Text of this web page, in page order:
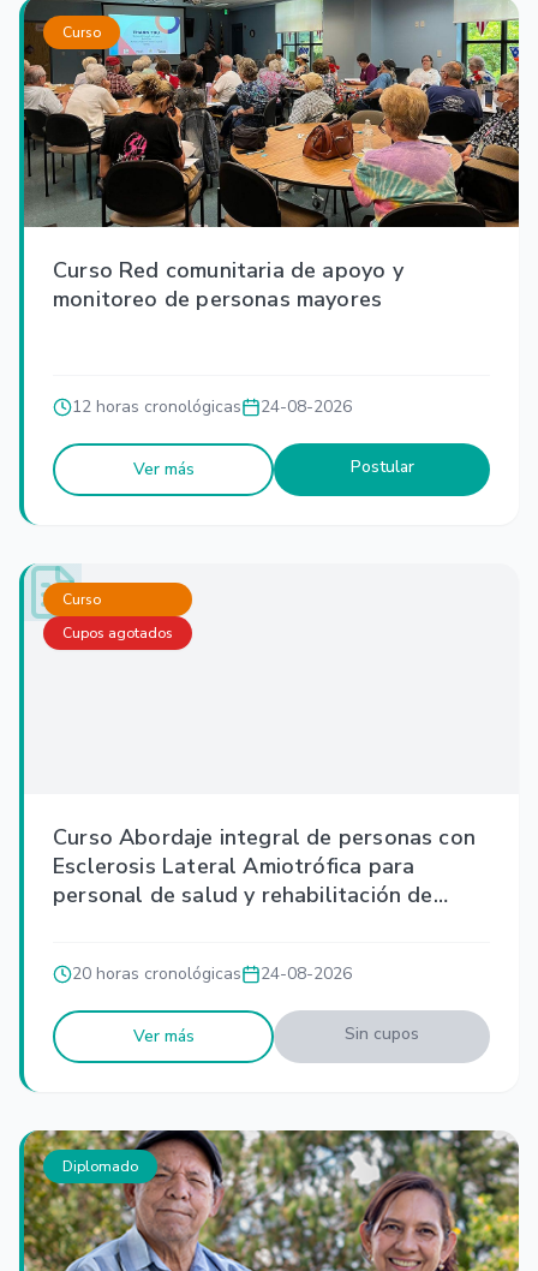
Curso
Curso Red comunitaria de apoyo y
monitoreo de personas mayores
12 horas cronológicas 24-08-2026
Ver más Postular
Curso
Cupos agotados
Curso Abordaje integral de personas con
Esclerosis Lateral Amiotrófica para
personal de salud y rehabilitación de
20 horas cronológicas 24-08-2026
Ver más Sin cupos
Diplomado